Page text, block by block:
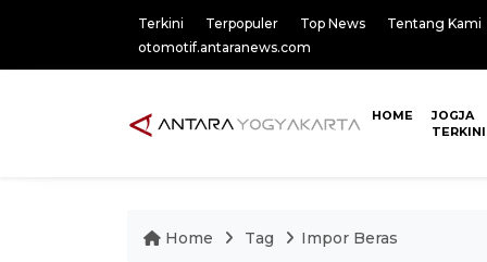
Terkini Terpopuler Top News
Tentang Kami
otomotif.antaranews.com
HOME
JOGJA
TERKINI
Home Tag Impor Beras